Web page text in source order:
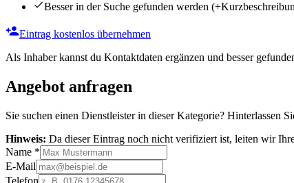
Besser in der Suche gefunden werden
Eintrag kostenlos übernehmen
Als Inhaber kannst du Kontaktdaten ergänzen und besser
Angebot anfragen
Sie suchen einen Dienstleister in dieser Kategorie? Hinterlassen
Hinweis: Da dieser Eintrag noch nicht verifiziert ist, leiten wir
Name *
E-Mail